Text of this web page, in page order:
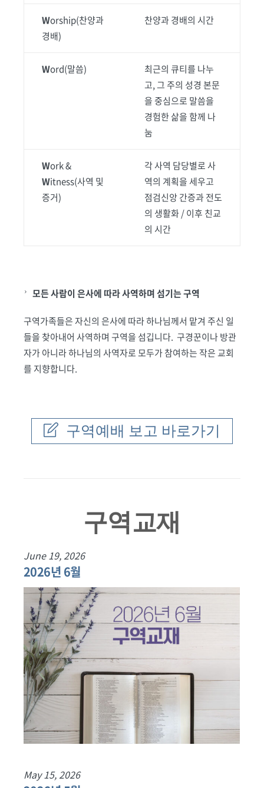
Worship(찬양과
경배)
찬양과 경배의 시간
Word(말씀)
최근의 큐티를 나누
고, 그 주의 성경 본문
을 중심으로 말씀을
경험한 삶을 함께 나
눔
Work &
Witness(사역 및
증거)
각 사역 담당별로 사
역의 계획을 세우고
점검신앙 간증과 전도
의 생활화 / 이후 친교
의 시간
모든 사람이 은사에 따라 사역하며 섬기는 구역
구역가족들은 자신의 은사에 따라 하나님께서 맡겨 주신 일
들을 찾아내어 사역하며 구역을 섬깁니다. 구경꾼이나 방관
자가 아니라 하나님의 사역자로 모두가 참여하는 작은 교회
를 지향합니다.
구역예배 보고 바로가기
구역교재
June 19, 2026
2026년 6월
May 15, 2026